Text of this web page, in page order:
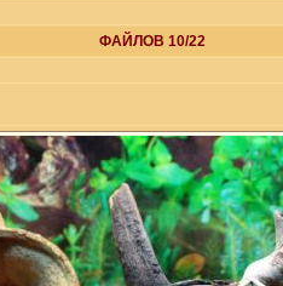
ФАЙЛОВ 10/22